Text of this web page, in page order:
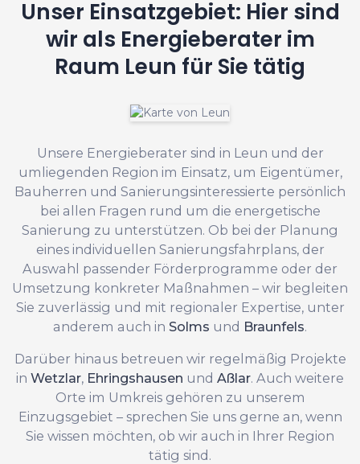
Unser Einsatzgebiet: Hier sind
wir als Energieberater im
Raum Leun für Sie tätig
Unsere Energieberater sind in Leun und der
umliegenden Region im Einsatz, um Eigentümer,
Bauherren und Sanierungsinteressierte persönlich
bei allen Fragen rund um die energetische
Sanierung zu unterstützen. Ob bei der Planung
eines individuellen Sanierungsfahrplans, der
Auswahl passender Förderprogramme oder der
Umsetzung konkreter Maßnahmen – wir begleiten
Sie zuverlässig und mit regionaler Expertise, unter
anderem auch in Solms und Braunfels.
Darüber hinaus betreuen wir regelmäßig Projekte
in Wetzlar, Ehringshausen und Aßlar. Auch weitere
Orte im Umkreis gehören zu unserem
Einzugsgebiet – sprechen Sie uns gerne an, wenn
Sie wissen möchten, ob wir auch in Ihrer Region
tätig sind.